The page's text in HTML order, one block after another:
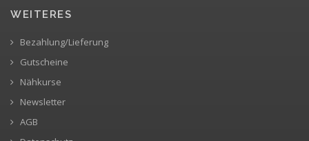
WEITERES
Bezahlung/Lieferung
Gutscheine
Nähkurse
Newsletter
AGB